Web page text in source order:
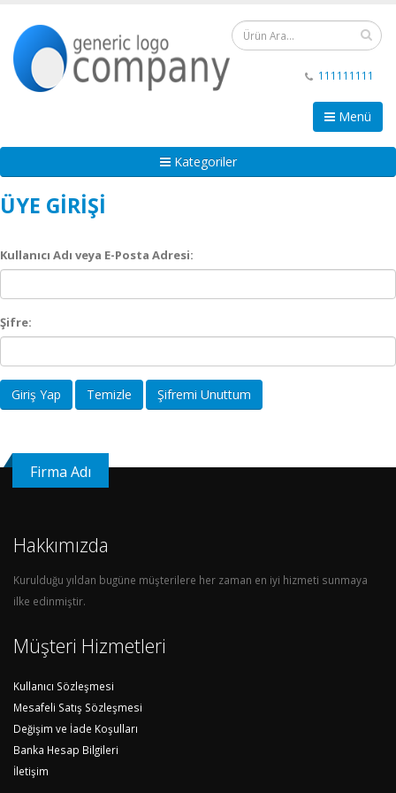
111111111
Menü
Kategoriler
ÜYE GIRIŞI
Kullanıcı Adı veya E-Posta Adresi:
Şifre:
Giriş Yap Temizle Şifremi Unuttum
Firma Adı
Hakkımızda
Kurulduğu yıldan bugüne müşterilere her zaman en iyi hizmeti sunmaya
ilke edinmiştir.
Müşteri Hizmetleri
Kullanıcı Sözleşmesi
Mesafeli Satış Sözleşmesi
Değişim ve İade Koşulları
Banka Hesap Bilgileri
İletişim